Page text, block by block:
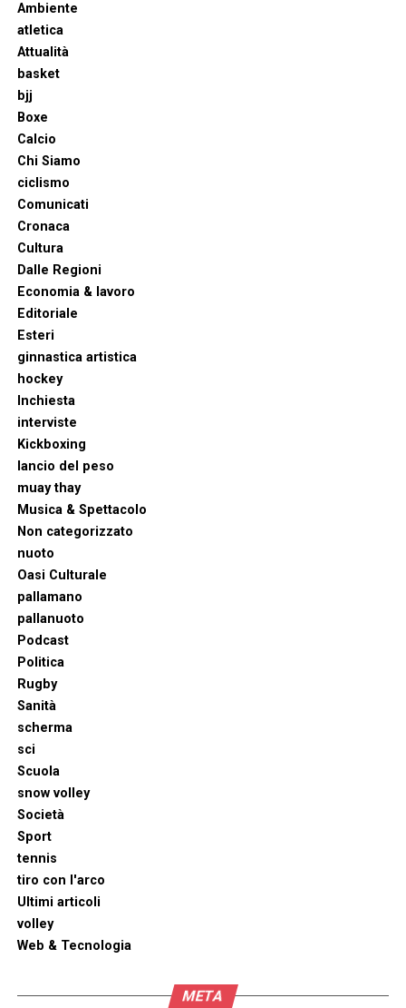
Ambiente
atletica
Attualità
basket
bjj
Boxe
Calcio
Chi Siamo
ciclismo
Comunicati
Cronaca
Cultura
Dalle Regioni
Economia & lavoro
Editoriale
Esteri
ginnastica artistica
hockey
Inchiesta
interviste
Kickboxing
lancio del peso
muay thay
Musica & Spettacolo
Non categorizzato
nuoto
Oasi Culturale
pallamano
pallanuoto
Podcast
Politica
Rugby
Sanità
scherma
sci
Scuola
snow volley
Società
Sport
tennis
tiro con l'arco
Ultimi articoli
volley
Web & Tecnologia
META